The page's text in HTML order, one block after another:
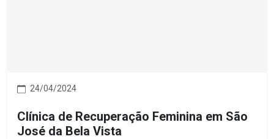
24/04/2024
Clínica de Recuperação Feminina em São
José da Bela Vista